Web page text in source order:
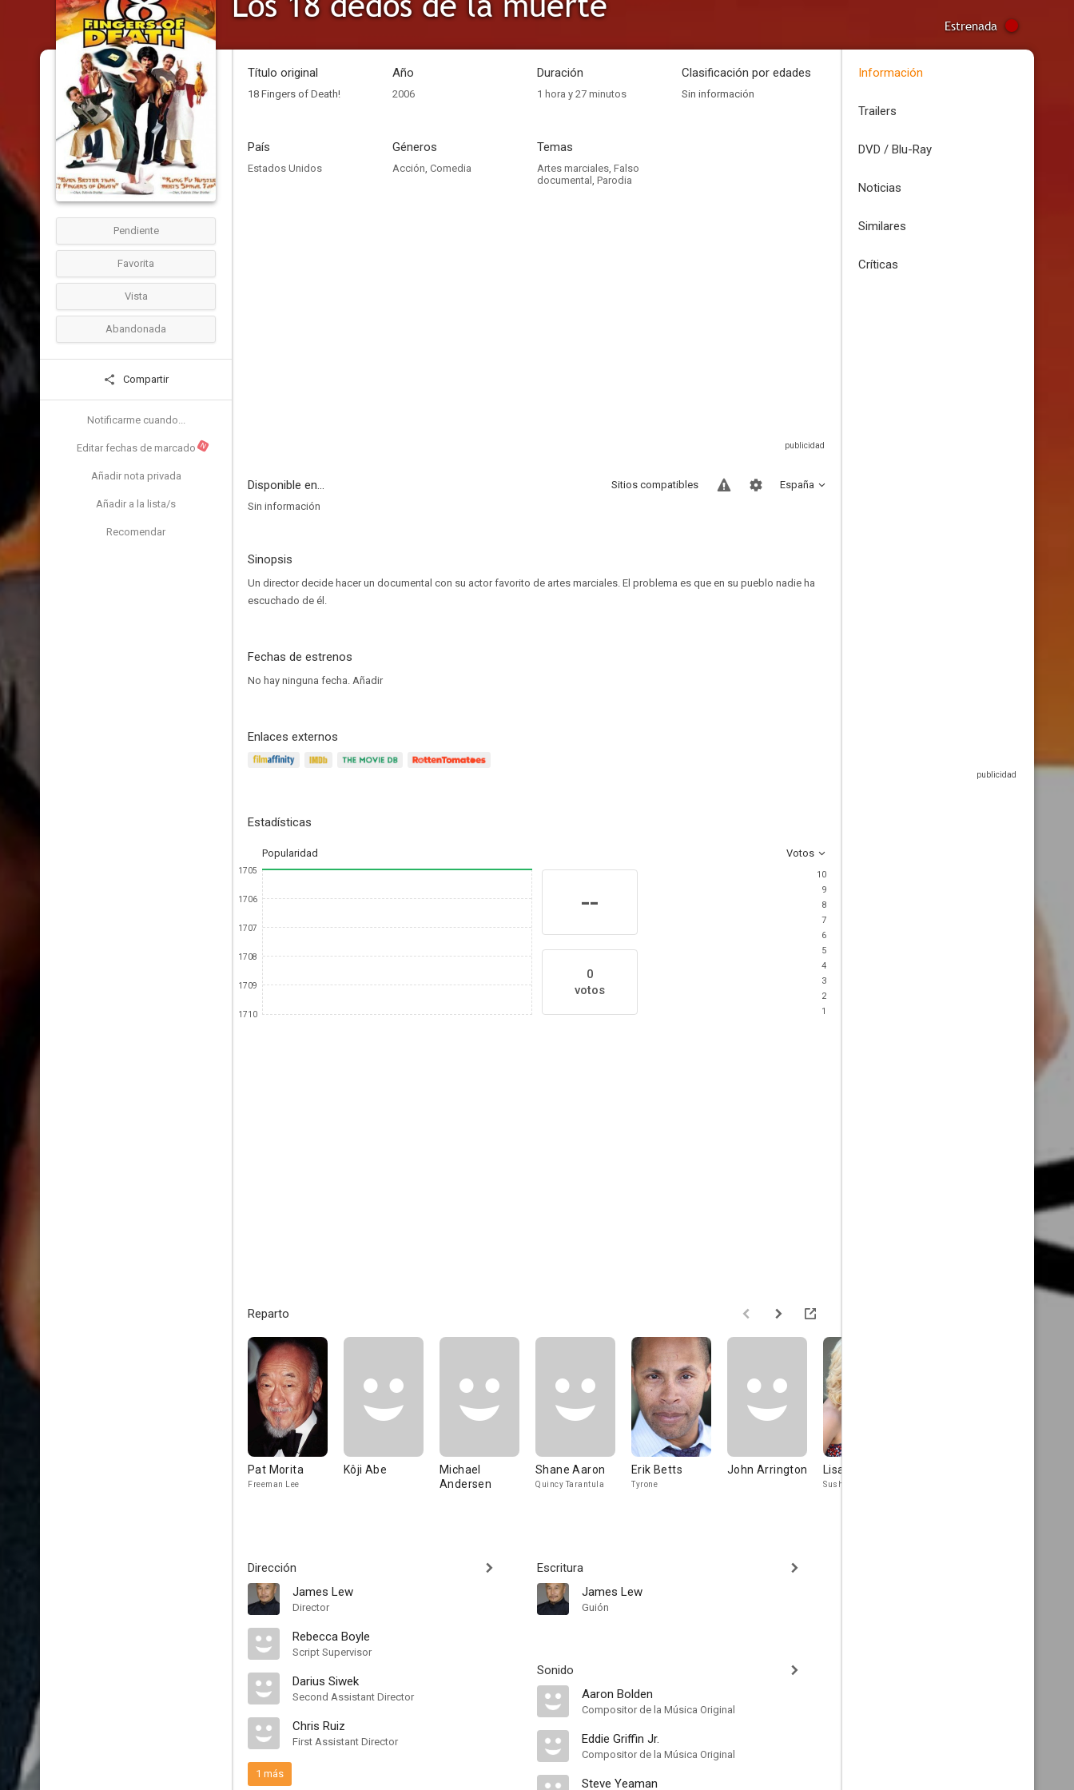
Estrenada
Pendiente
Favorita
Vista
Abandonada
Compartir
Notificarme cuando...
Editar fechas de marcado N
Añadir nota privada
Añadir a la lista/s
Recomendar
Título original
18 Fingers of Death!
Año
2006
Duración
1 hora y 27 minutos
Clasificación por edades
Sin información
País
Estados Unidos
Géneros
Acción, Comedia
Temas
Artes marciales, Falso
documental , Parodia
Disponible en... España
Sitios compatibles
Sin información
Sinopsis
Un director decide hacer un documental con su actor favorito de artes marciales. El problema es que en su pueblo nadie ha
escuchado de él.
Fechas de estrenos
No hay ninguna fecha. Añadir
Enlaces externos
Estadísticas
Popularidad Votos
1705
1706
1707
1708
1709
1710
--
0
votos
10
9
8
7
6
5
4
3
2
1
Reparto
Pat Morita
Freeman Lee
Kôji Abe
Michael
Andersen
Shane Aaron
Quincy Tarantula
Erik Betts
Tyrone
John Arrington Lisa Arturo
Sushi Cue
Dirección
James Lew
Director
Rebecca Boyle
Script Supervisor
Darius Siwek
Second Assistant Director
Chris Ruiz
First Assistant Director
1 más
Escritura
James Lew
Guión
Sonido
Aaron Bolden
Compositor de la Música Original
Eddie Griffin Jr.
Compositor de la Música Original
Steve Yeaman
Información
Trailers
DVD / Blu-Ray
Noticias
Similares
Críticas